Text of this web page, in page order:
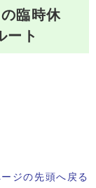
臨時休
ート
ジの先頭へ戻る